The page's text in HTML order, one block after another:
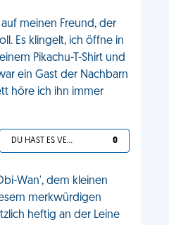
meinen Freund, der
Es klingelt, ich öffne in
Pikachu-T-Shirt und
ein Gast der Nachbarn
höre ich ihn immer
DU HAST ES VERDIENT 0
Wan', dem kleinen
merkwürdigen
heftig an der Leine